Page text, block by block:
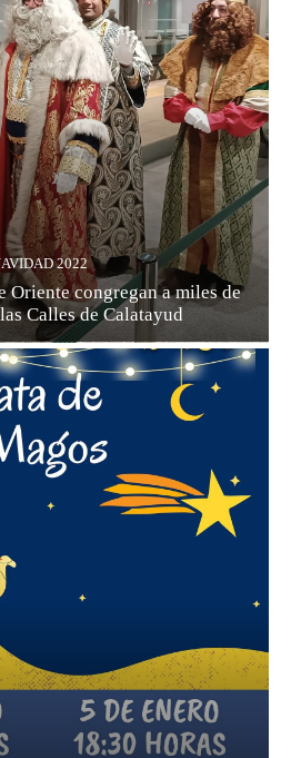
2022
Oriente congregan a miles de
Calles de Calatayud